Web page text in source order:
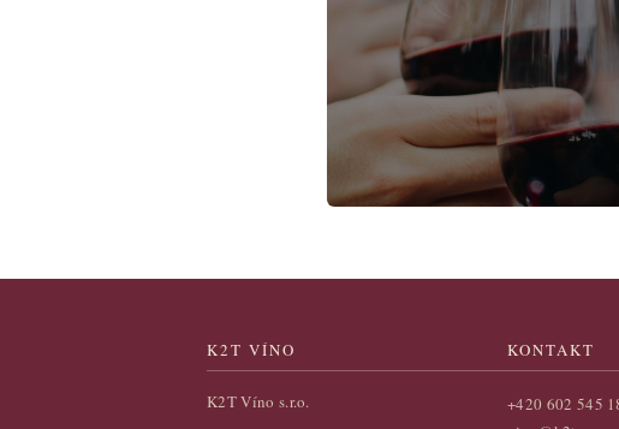
K2T VÍNO
K2T Víno s.r.o.
KONTAKT
+420 602 545